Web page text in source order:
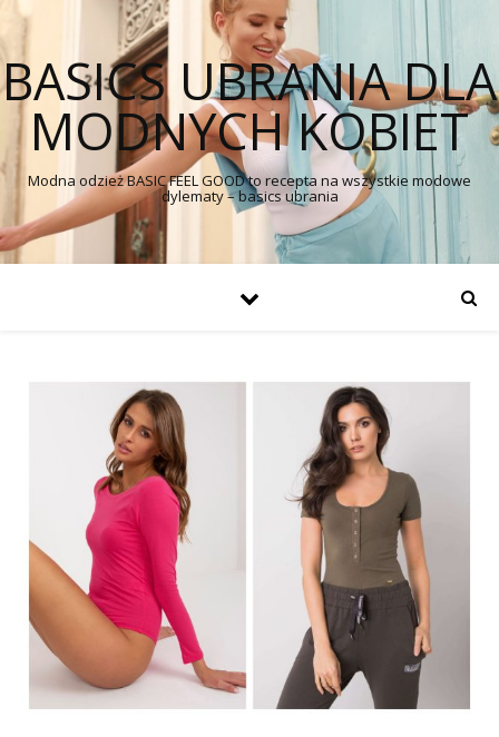
BASICS UBRANIA DLA
MODNYCH KOBIET
Modna odzież BASIC FEEL GOOD to recepta na wszystkie modowe
dylematy – basics ubrania